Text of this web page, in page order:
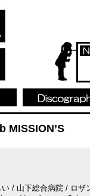
MISSION’S
い / 山下総合病院 / ロ